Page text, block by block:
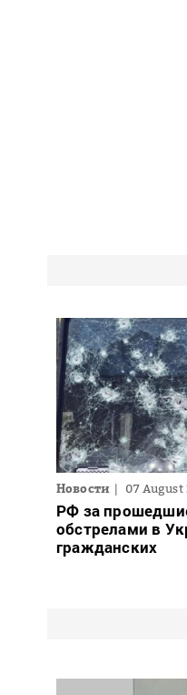
Новости 07 August
РФ за
обстрелами в
гражданских